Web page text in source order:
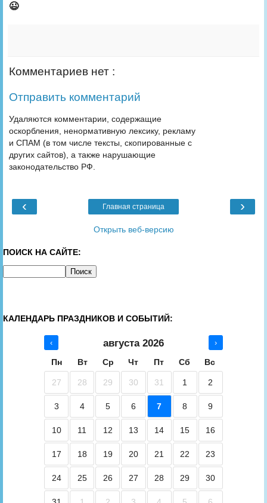
😉
Комментариев нет :
Отправить комментарий
Удаляются комментарии, содержащие
оскорбления, ненормативную лексику, рекламу
и СПАМ (в том числе тексты, скопированные с
других сайтов), а также нарушающие
законодательство РФ.
‹ ›
Главная страница
Открыть веб-версию
ПОИСК НА САЙТЕ:
КАЛЕНДАРЬ ПРАЗДНИКОВ И СОБЫТИЙ:
‹ августа 2026 ›
Пн Вт Ср Чт Пт Сб Вс
27 28 29 30 31 1 2
3 4 5 6 7 8 9
10 11 12 13 14 15 16
17 18 19 20 21 22 23
24 25 26 27 28 29 30